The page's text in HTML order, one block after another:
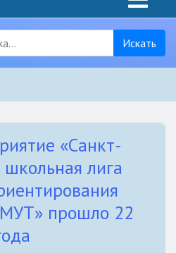
Искать
«Санкт-
школьная лига
прошло 22